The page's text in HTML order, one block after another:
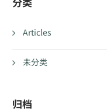
Articles
未分类
归档